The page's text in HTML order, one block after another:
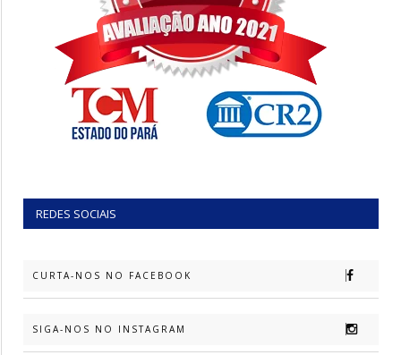
REDES SOCIAIS
CURTA-NOS NO FACEBOOK
SIGA-NOS NO INSTAGRAM